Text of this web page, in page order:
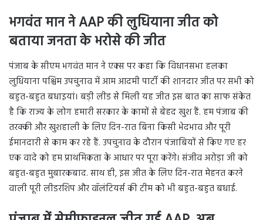
भगवंत मान ने AAP की लुधियाना जीत को
बताया जनता के भरोसे की जीत
पंजाब के सीएम भगवंत मान ने एक्स पर कहा कि विधानसभा हलका
लुधियाना पश्चिम उपचुनाव में आम आदमी पार्टी की शानदार जीत पर सभी को
बहुत-बहुत बधाइयां। बड़ी लीड से मिली यह जीत इस बात का साफ संकेत
है कि राज्य के लोग हमारी सरकार के कामों से बेहद खुश हैं. हम पंजाब की
तरक्की और खुशहाली के लिए दिन-रात बिना किसी भेदभाव और पूरी
ईमानदारी से काम कर रहे हैं. उपचुनाव के दौरान पंजाबियों से किए गए हर
एक वादे को हम प्राथमिकता के आधार पर पूरा करेंगे। संजीव अरोड़ा जी को
बहुत-बहुत मुबारकबाद. साथ ही, इस जीत के लिए दिन-रात मेहनत करने
वाली पूरी लीडरशिप और वॉलंटियर्स की टीम को भी बहुत-बहुत बधाई.